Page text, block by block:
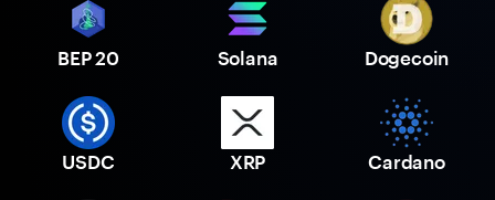
BEP 20 Solana Dogecoin
USDC XRP Cardano